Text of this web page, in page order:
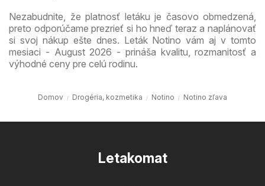
Nezabudnite, že platnosť letáku je časovo obmedzená,
preto odporúčame prezrieť si ho hneď teraz a naplánovať
si svoj nákup ešte dnes. Leták Notino vám aj v tomto
mesiaci - August 2026 - prináša kvalitu, rozmanitosť a
výhodné ceny pre celú rodinu.
Domov Drogéria, kozmetika Notino Notino zľava
Letakomat